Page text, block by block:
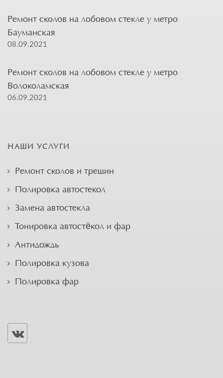
Ремонт сколов на лобовом стекле у метро
Бауманская
08.09.2021
Ремонт сколов на лобовом стекле у метро
Волоколамская
06.09.2021
НАШИ УСЛУГИ
Ремонт сколов и трещин
Полировка автостекол
Замена автостекла
Тонировка автостёкол и фар
Антидождь
Полировка кузова
Полировка фар